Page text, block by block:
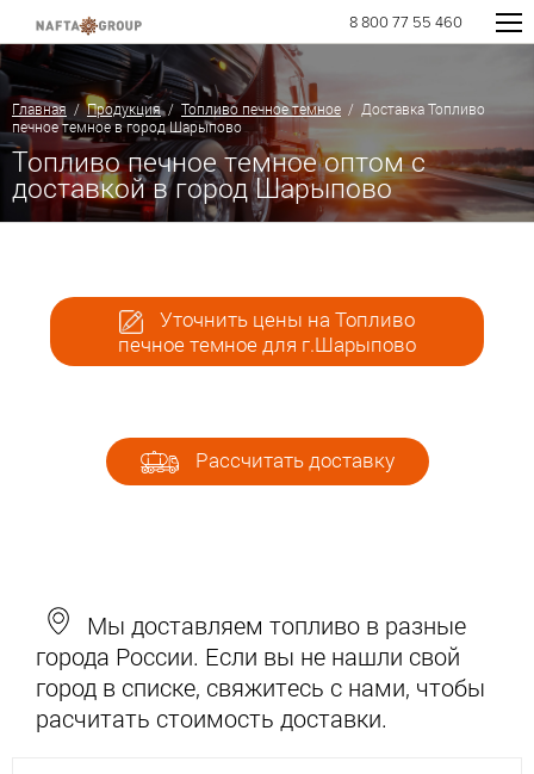
8 800 77 55 460
Главная /Продукция/ Топливо печное темное / Доставка Топливо
печное темное в город Шарыпово
Топливо печное темное оптом с
доставкой в город Шарыпово
Уточнить цены на Топливо
печное темное для г.Шарыпово
Рассчитать доставку
Мы доставляем топливо в разные
города России. Если вы не нашли свой
город в списке, свяжитесь с нами, чтобы
расчитать стоимость доставки.